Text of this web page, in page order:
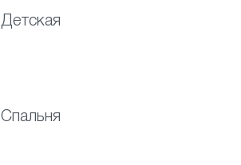
Детская
Спальня